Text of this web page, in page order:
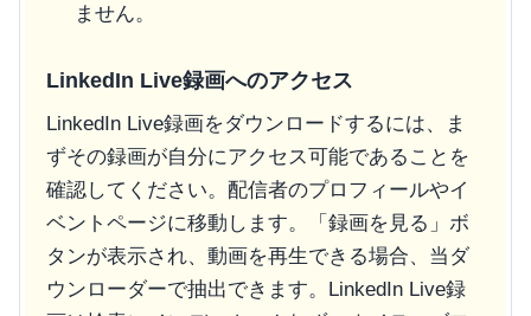
ません。
LinkedIn Live録画へのアクセス
LinkedIn Live録画をダウンロードするには、ま
ずその録画が自分にアクセス可能であることを
確認してください。配信者のプロフィールやイ
ベントページに移動します。「録画を見る」ボ
タンが表示され、動画を再生できる場合、当ダ
ウンローダーで抽出できます。LinkedIn Live録